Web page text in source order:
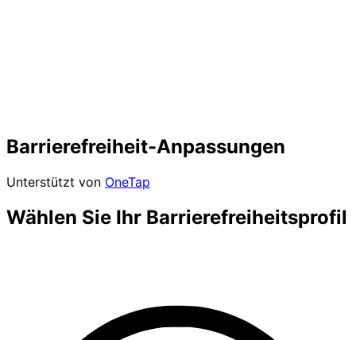
Barrierefreiheit-Anpassungen
Unterstützt von OneTap
Wählen Sie Ihr Barrierefreiheitsprofil